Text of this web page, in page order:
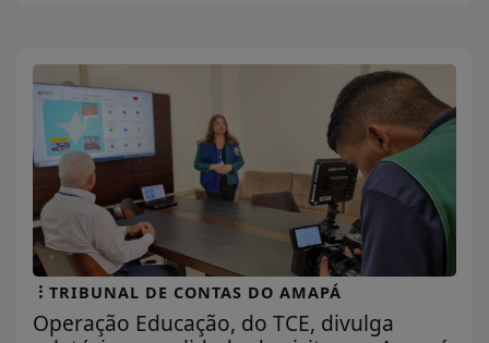
TRIBUNAL DE CONTAS DO AMAPÁ
Operação Educação, do TCE, divulga